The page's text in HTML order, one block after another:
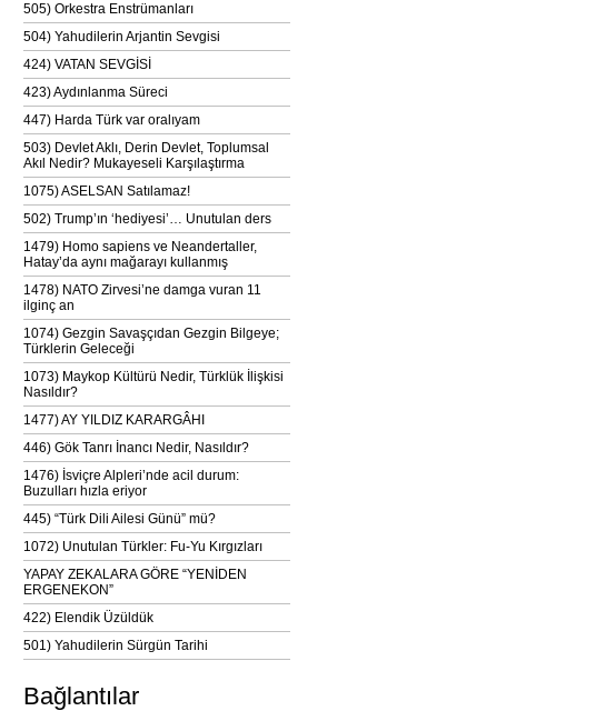
505) Orkestra Enstrümanları
504) Yahudilerin Arjantin Sevgisi
424) VATAN SEVGİSİ
423) Aydınlanma Süreci
447) Harda Türk var oralıyam
503) Devlet Aklı, Derin Devlet, Toplumsal
Akıl Nedir? Mukayeseli Karşılaştırma
1075) ASELSAN Satılamaz!
502) Trump’ın ‘hediyesi’… Unutulan ders
1479) Homo sapiens ve Neandertaller,
Hatay’da aynı mağarayı kullanmış
1478) NATO Zirvesi’ne damga vuran 11
ilginç an
1074) Gezgin Savaşçıdan Gezgin Bilgeye;
Türklerin Geleceği
1073) Maykop Kültürü Nedir, Türklük İlişkisi
Nasıldır?
1477) AY YILDIZ KARARGÂHI
446) Gök Tanrı İnancı Nedir, Nasıldır?
1476) İsviçre Alpleri’nde acil durum:
Buzulları hızla eriyor
445) “Türk Dili Ailesi Günü” mü?
1072) Unutulan Türkler: Fu-Yu Kırgızları
YAPAY ZEKALARA GÖRE “YENİDEN
ERGENEKON”
422) Elendik Üzüldük
501) Yahudilerin Sürgün Tarihi
Bağlantılar